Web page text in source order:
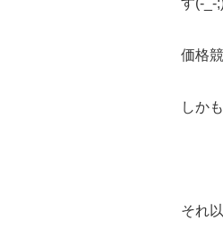
す(-_-
価格
しか
それ